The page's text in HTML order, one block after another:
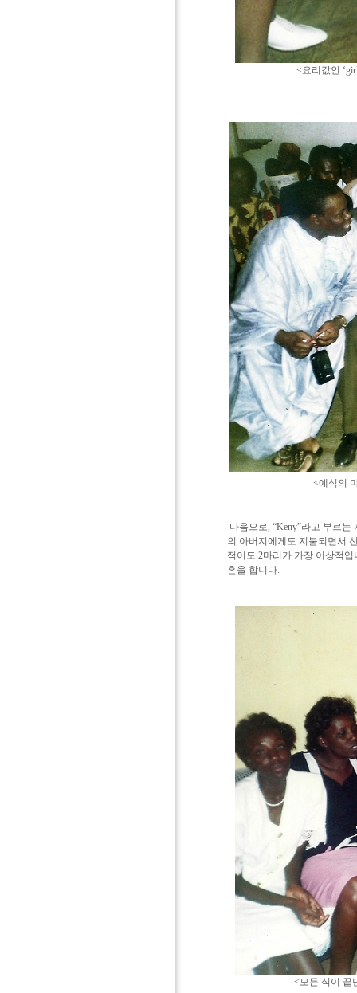
<요리값인 ‘girls
<예식의 마지막 순서
다음으로, “Keny”라고 부르
의 아버지에게도 지불되면서
적어도 2마리가 가장 이상적
혼을 합니다.
<모든 식이 끝난 후, 신